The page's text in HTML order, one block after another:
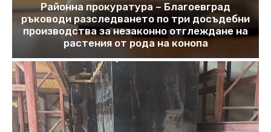
Районна прокуратура – Благоевград
ръководи разследването по три досъдебни
производства за незаконно отглеждане на
растения от рода на конопа